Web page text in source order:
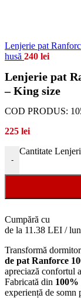
Lenjerie pat
husă 240 lei
Lenjerie pat
– King size
COD PRODUS:
225 lei
-
Cantitate
Cumpără cu
de la 11.38 LEI /
Transformă
de pat Ranforce
apreciază confortul
Fabricată din
experiență de somn